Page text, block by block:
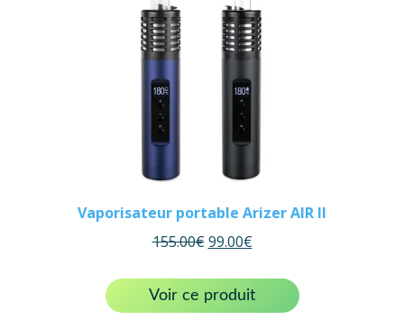
Vaporisateur portable Arizer AIR II
155.00€ 99.00€
Voir ce produit